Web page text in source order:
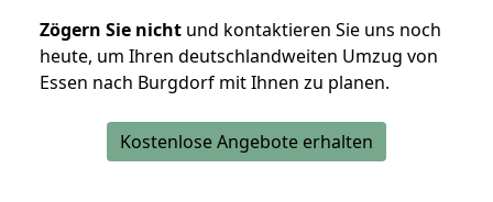
Zögern Sie nicht und kontaktieren Sie uns noch
heute, um Ihren deutschlandweiten Umzug von
Essen nach Burgdorf mit Ihnen zu planen.
Kostenlose Angebote erhalten